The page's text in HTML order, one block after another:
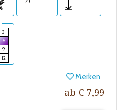
3
6
9
12
Merken
ab € 7,99